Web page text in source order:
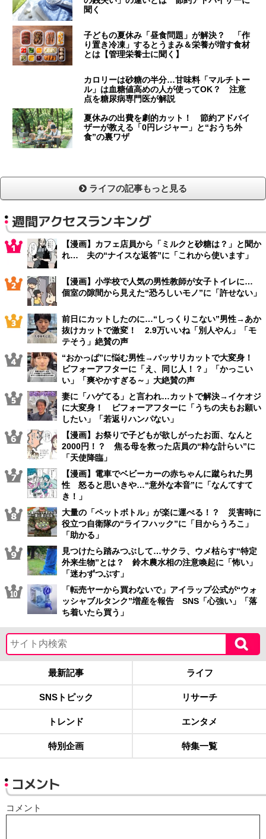
聞く
子どもの夏休み「昼食問題」が解決？ 「作
り置き冷凍」するとうまみ＆栄養が増す食材
とは【管理栄養士に聞く】
カロリーは砂糖の半分…甘味料「マルチトー
ル」は血糖値高めの人が使ってOK？ 注意
点を糖尿病専門医が解説
夏休みの出費を劇的カット！ 節約アドバイ
ザーが教える「0円レジャー」と“おうち外
食”の裏ワザ
ライフの記事もっと見る
週間アクセスランキング
【漫画】カフェ店員から「ミルクと砂糖は？」と聞か
れ… 夫の“ナイスな返答”に「これから使います」
【漫画】小学校で人気の男性教師が女子トイレに…
個室の隙間から見えた“恐ろしいモノ”に「許せない」
前日にカットしたのに…“しっくりこない”男性→あか
抜けカットで激変！ 2.9万いいね「別人やん」「モ
テそう」絶賛の声
“おかっぱ”に悩む男性→バッサリカットで大変身！
ビフォーアフターに「え、同じ人！？」「かっこい
い」「爽やかすぎる～」大絶賛の声
妻に「ハゲてる」と言われ…カットで解決→イケオジ
に大変身！ ビフォーアフターに「うちの夫もお願い
したい」「若返りハンパない」
【漫画】お祭りで子どもが欲しがったお面、なんと
2000円！？ 焦る母を救った店員の“粋な計らい”に
「天使降臨」
【漫画】電車でベビーカーの赤ちゃんに蹴られた男
性 怒ると思いきや…“意外な本音”に「なんてすて
き！」
大量の「ペットボトル」が楽に運べる！？ 災害時に
役立つ自衛隊の“ライフハック”に「目からうろこ」
「助かる」
見つけたら踏みつぶして…サクラ、ウメ枯らす“特定
外来生物”とは？ 鈴木農水相の注意喚起に「怖い」
「迷わずつぶす」
「転売ヤーから買わないで」アイラップ公式が“ウォ
ッシャブルタンク”増産を報告 SNS「心強い」「落
ち着いたら買う」
最新記事 ライフ
SNSトピック リサーチ
トレンド エンタメ
特別企画 特集一覧
コメント
コメント